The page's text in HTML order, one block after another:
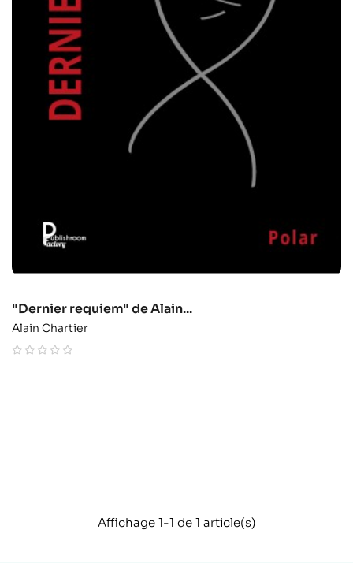
"Dernier requiem" de Alain...
Alain Chartier
Affichage 1-1 de 1 article(s)